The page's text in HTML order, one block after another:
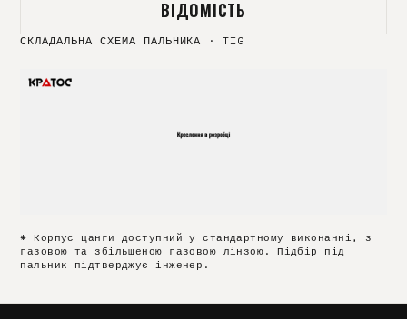
ВІДОМІСТЬ
СКЛАДАЛЬНА СХЕМА ПАЛЬНИКА ·TIG
* Корпус цанги доступний у стандартному виконанні, з
газовою та збільшеною газовою лінзою. Підбір під
пальник підтверджує інженер.